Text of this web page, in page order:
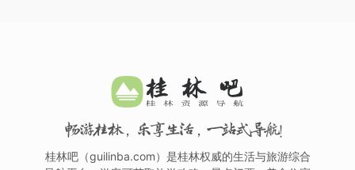
畅游桂林，乐享生活，一站式导航！
桂林吧（guilinba.com）是桂林权威的生活与旅游综合